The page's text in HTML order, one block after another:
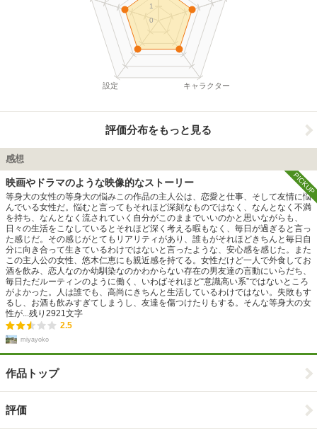
キャラクター
設定
0
1
評価分布をもっと見る
感想
映画やドラマのような映像的なストーリー
等身大の女性の等身大の悩みこの作品の主人公は、恋愛と仕事、そして友情に悩
んでいる女性だ。悩むと言ってもそれほど深刻なものではなく、なんとなく不満
を持ち、なんとなく流されていく自分がこのままでいいのかと思いながらも、
日々の生活をこなしているとそれほど深く考える暇もなく、毎日が過ぎると言っ
た感じだ。その感じがとてもリアリティがあり、誰もがそれほどきちんと毎日自
分に向き合って生きているわけではないと言ったような、安心感を感じた。また
この主人公の女性、悠木仁恵にも親近感を持てる。女性だけど一人で外食してお
酒を飲み、恋人なのか幼馴染なのかわからない存在の男友達の言動にいらだち、
毎日ただルーティンのように働く、いわばそれほど“意識高い系”ではないところ
がよかった。人は誰でも、高尚にきちんと生活しているわけではない。失敗もす
るし、お酒も飲みすぎてしまうし、友達を傷つけたりもする。そんな等身大の女
性が...残り 2921文字
2.5
miyayoko
PICKUP
作品トップ
評価